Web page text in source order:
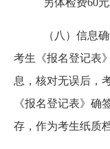
另体检费60
（八）信息
考生《报名登记表
息，核对无误后，
《报名登记表》确
存，作为考生纸质